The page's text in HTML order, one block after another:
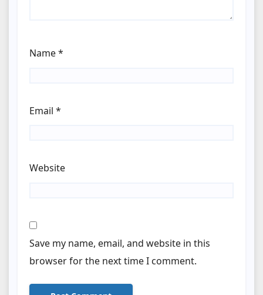
Name*
Email *
Website
Save my name, email, and website in this
browser for the next time I comment.